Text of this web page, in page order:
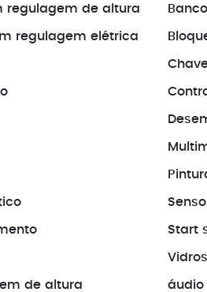
regulagem de altura
regulagem elétrica
Start
de altura áudio